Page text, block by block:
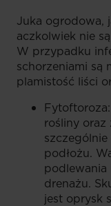
Juka ogrodowa,
aczkolwiek nie
W przypadku
schorzeniami są
plamistość liści
rośliny oraz
podłożu.
drenażu.
jest oprysk